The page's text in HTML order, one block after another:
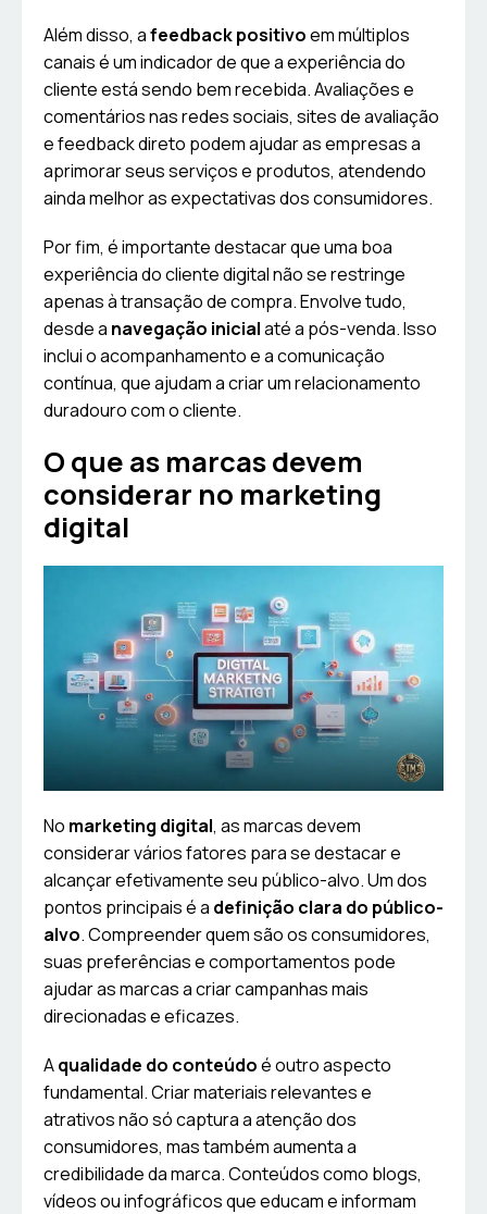
Além disso, afeedback positivoem múltiplos
canais é um indicador de que a experiência do
cliente está sendo bem recebida. Avaliações e
comentários nas redes sociais, sites de avaliação
e feedback direto podem ajudar as empresas a
aprimorar seus serviços e produtos, atendendo
ainda melhor as expectativas dos consumidores.
Por fim, é importante destacar que uma boa
experiência do cliente digital não se restringe
apenas à transação de compra. Envolve tudo,
desde a navegação inicialaté a pós-venda. Isso
inclui o acompanhamento e a comunicação
contínua, que ajudam a criar um relacionamento
duradouro com o cliente.
O que as marcas devem
considerar no marketing
digital
No marketing digital, as marcas devem
considerar vários fatores para se destacar e
alcançar efetivamente seu público-alvo. Um dos
pontos principais é a definição clara do público-
alvo. Compreender quem são os consumidores,
suas preferências e comportamentos pode
ajudar as marcas a criar campanhas mais
direcionadas e eficazes.
Aqualidade do conteúdoé outro aspecto
fundamental. Criar materiais relevantes e
atrativos não só captura a atenção dos
consumidores, mas também aumenta a
credibilidade da marca. Conteúdos como blogs,
vídeos ou infográficos que educam e informam